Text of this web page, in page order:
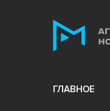
ГЛАВНОЕ